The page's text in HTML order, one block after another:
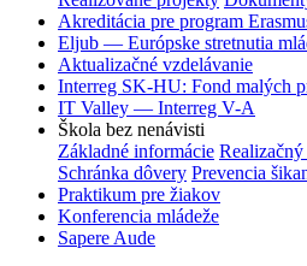
Akreditácia pre program
Eljub — Európske stretnutia
Aktualizačné vzdelávanie
Interreg SK-HU: Fond malých
IT Valley — Interreg V-A
Škola bez nenávisti
Základné informácie
Schránka dôvery Prevencia
Praktikum pre žiakov
Konferencia mládeže
Sapere Aude